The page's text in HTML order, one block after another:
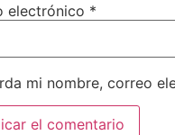
electrónico *
mi nombre, correo